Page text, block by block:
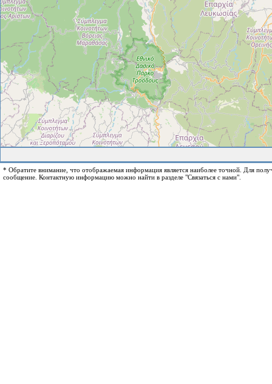
* Обратите внимание, что отображаемая информация является наиболее точной. Для
сообщение. Контактную информацию можно найти в разделе "Связаться с нами".